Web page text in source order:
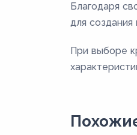
Благодаря
для
При выборе